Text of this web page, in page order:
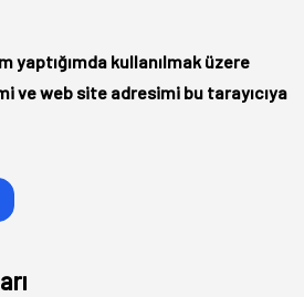
yaptığımda kullanılmak üzere
ve web site adresimi bu tarayıcıya